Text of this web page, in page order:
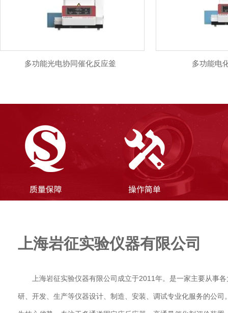
多功能光电协同催化反应釜 多功能电
上海岩征实验仪器有限公司
上海岩征实验仪器有限公司成立于2011年。是一家主要从事
研、开发、生产等仪器设计、制造、安装、调试专业化服务的公司